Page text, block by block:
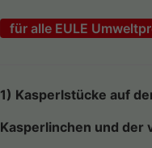
für alle EULE
1) Kasperlstücke auf
Kasperlinchen und der